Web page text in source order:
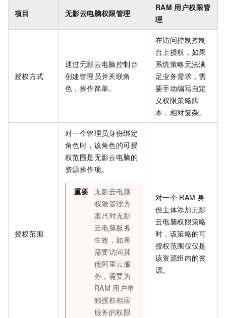
项目 无影云电脑权限管理
RAM 用户权限管
理
授权方式
通过无影云电脑控制台
创建管理员并关联角
色，操作简单。
在访问控制控制
台上授权，如果
系统策略无法满
足业务需求，需
要手动编写自定
义权限策略脚
本，相对复杂。
授权范围
对一个管理员身份绑定
角色时，该角色的可授
权范围是无影云电脑的
资源操作项。
重要 无影云电脑
权限管理方
案只对无影
云电脑服务
生效，如果
需要访问其
他阿里云服
务，需要为
RAM 用户单
独授权相应
服务的权限
对一个 RAM 身
份主体添加无影
云电脑权限策略
时，该策略的可
授权范围仅仅是
该资源组内的资
源。